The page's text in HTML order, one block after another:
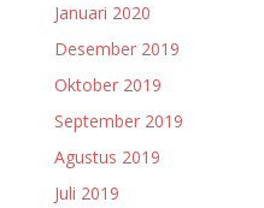
Januari 2020
Desember 2019
Oktober 2019
September 2019
Agustus 2019
Juli 2019